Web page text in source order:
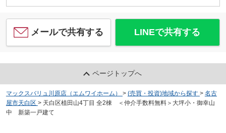
メールで共有する LINEで共有する
ページトップへ
マックスバリュ川原店（エムワイホーム） > (売買・投資)地域から探す > 名古
屋市天白区 > 天白区植田山4丁目 全2棟 ＜仲介手数料無料＞大坪小・御幸山
中 新築一戸建て